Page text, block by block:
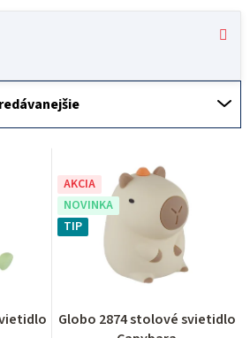
AKCIA
NOVINKA
TIP
Globo 2874 stolové svietidlo